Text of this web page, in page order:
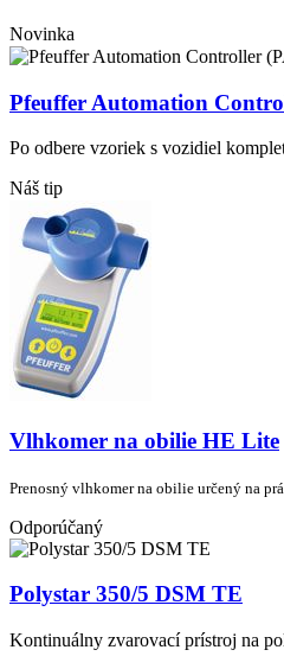
Novinka
Pfeuffer Automation
Po odbere vzoriek s vozidiel
Náš tip
Vlhkomer na obilie HE Lite
Prenosný vlhkomer na obilie určený na
Odporúčaný
Polystar 350/5 DSM TE
Kontinuálny zvarovací prístroj na